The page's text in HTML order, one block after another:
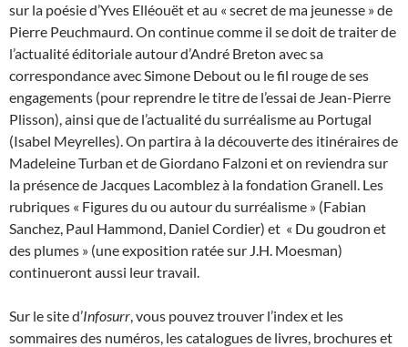
sur la poésie d’Yves Elléouët et au « secret de ma jeunesse » de
Pierre Peuchmaurd. On continue comme il se doit de traiter de
l’actualité éditoriale autour d’André Breton avec sa
correspondance avec Simone Debout ou le fil rouge de ses
engagements (pour reprendre le titre de l’essai de Jean-Pierre
Plisson), ainsi que de l’actualité du surréalisme au Portugal
(Isabel Meyrelles). On partira à la découverte des itinéraires de
Madeleine Turban et de Giordano Falzoni et on reviendra sur
la présence de Jacques Lacomblez à la fondation Granell. Les
rubriques « Figures du ou autour du surréalisme » (Fabian
Sanchez, Paul Hammond, Daniel Cordier) et « Du goudron et
des plumes » (une exposition ratée sur J.H. Moesman)
continueront aussi leur travail.
Sur le site d’Infosurr, vous pouvez trouver l’index et les
sommaires des numéros, les catalogues de livres, brochures et